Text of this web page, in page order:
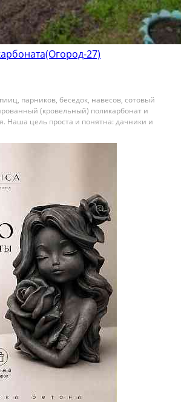
27)
парников, беседок, навесов, сотовый
(кровельный) поликарбонат и
Наша цель проста и понятна: дачники и
фермеры должны получить за
конструкцию требуемого...